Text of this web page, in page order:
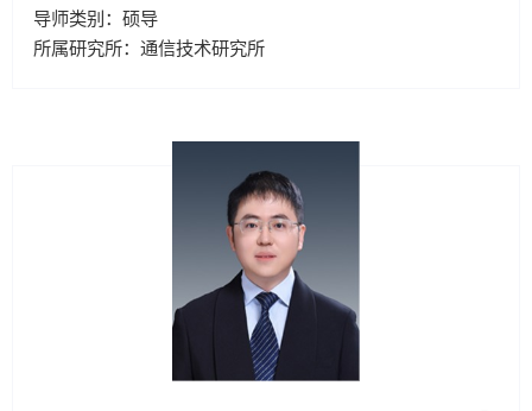
导师类别：硕导
所属研究所：通信技术研究所